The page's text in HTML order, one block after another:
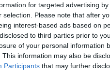
for targeted advertising
selection. Please note that after
interest-based ads based on
to third parties prior to
of your personal information
This information may also be
Participants that may further
Guida pratica per
bao e samosa a
Quattro ricette iconiche